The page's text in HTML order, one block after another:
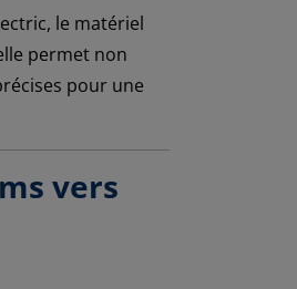
le matériel
permet non
pour une
vers